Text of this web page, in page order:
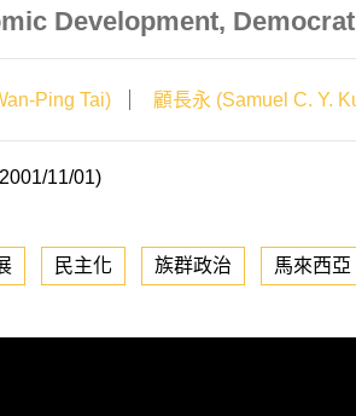
Development,
Ping Tai) 顧長永 (Samuel C. Y.
11/01)
民主化 族群政治 馬來西亞